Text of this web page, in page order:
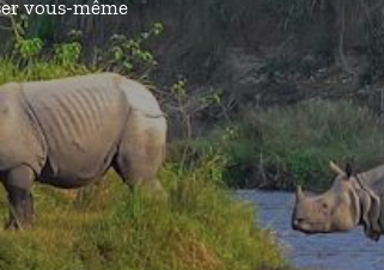
vous-même